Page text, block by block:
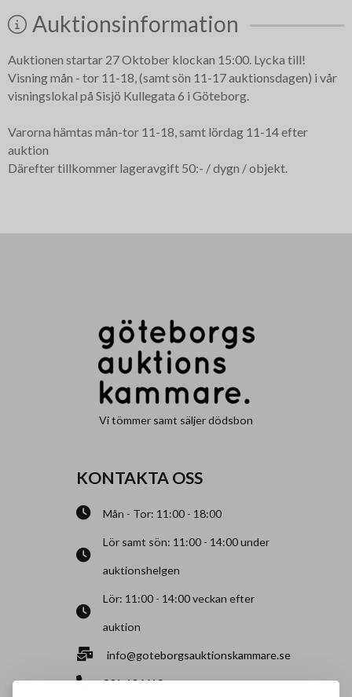
Auktionsinformation
Auktionen startar 27 Oktober klockan 15:00. Lycka till!
Visning mån - tor 11-18, (samt sön 11-17 auktionsdagen) i vår
visningslokal på Sisjö Kullegata 6 i Göteborg.
Varorna hämtas mån-tor 11-18, samt lördag 11-14 efter
auktion
Därefter tillkommer lageravgift 50:- / dygn / objekt.
Vi tömmer samt säljer dödsbon
KONTAKTA OSS
Mån - Tor: 11:00 - 18:00
Lör samt sön: 11:00 - 14:00 under
auktionshelgen
Lör: 11:00 - 14:00 veckan efter
auktion
info@goteborgsauktionskammare.se
031-126610